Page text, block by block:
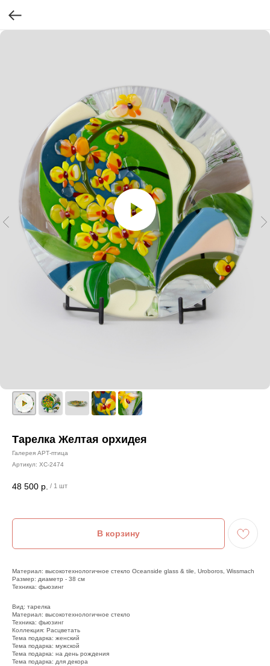
Тарелка Желтая орхидея
Галерея АРТ-птица
Артикул: ХС-2474
48 500 р. / 1 шт
В корзину
Материал: высокотехнологичное стекло Oceanside glass & tile, Uroboros, Wissmach
Размер: диаметр - 38 см
Техника: фьюзинг
Вид: тарелка
Материал: высокотехнологичное стекло
Техника: фьюзинг
Коллекция: Расцветать
Тема подарка: женский
Тема подарка: мужской
Тема подарка: на день рождения
Тема подарка: для декора